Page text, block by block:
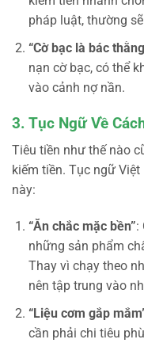
pháp luật, thường
“Cờ bạc là bác
nạn cờ bạc, có thể
vào cảnh nợ nần.
3. Tục Ngữ Về
Tiêu tiền như thế nào
kiếm tiền. Tục ngữ
này:
“Ăn chắc mặc bền”:
những sản phẩm
Thay vì chạy theo
nên tập trung vào
“Liệu cơm gắp
cần phải chi tiêu